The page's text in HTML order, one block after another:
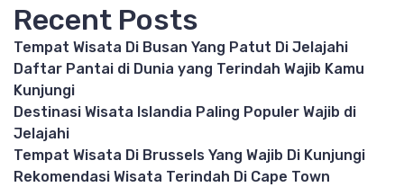
Recent Posts
Tempat Wisata Di Busan Yang Patut Di Jelajahi
Daftar Pantai di Dunia yang Terindah Wajib Kamu
Kunjungi
Destinasi Wisata Islandia Paling Populer Wajib di
Jelajahi
Tempat Wisata Di Brussels Yang Wajib Di Kunjungi
Rekomendasi Wisata Terindah Di Cape Town